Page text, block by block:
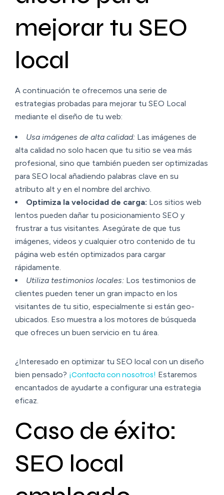
mejorar tu SEO
local
A continuación te ofrecemos una serie de
estrategias probadas para mejorar tu SEO Local
mediante el diseño de tu web:
Usa imágenes de alta calidad: Las imágenes de
alta calidad no solo hacen que tu sitio se vea más
profesional, sino que también pueden ser optimizadas
para SEO local añadiendo palabras clave en su
atributo alt y en el nombre del archivo.
Optimiza la velocidad de carga: Los sitios web
lentos pueden dañar tu posicionamiento SEO y
frustrar a tus visitantes. Asegúrate de que tus
imágenes, videos y cualquier otro contenido de tu
página web estén optimizados para cargar
rápidamente.
Utiliza testimonios locales: Los testimonios de
clientes pueden tener un gran impacto en los
visitantes de tu sitio, especialmente si están geo-
ubicados. Eso muestra a los motores de búsqueda
que ofreces un buen servicio en tu área.
¿Interesado en optimizar tu SEO local con un diseño
bien pensado? ¡Contacta con nosotros! Estaremos
encantados de ayudarte a configurar una estrategia
eficaz.
Caso de éxito:
SEO local